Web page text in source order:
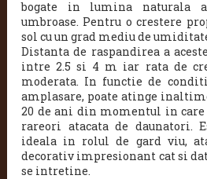
bogate in lumina naturala
umbroase. Pentru o crestere
sol cu un grad mediu de
Distanta de raspandirea a
intre 2.5 si 4 m iar rata de
moderata. In functie de
amplasare, poate atinge
20 de ani din momentul in
rareori atacata de daunatori.
ideala in rolul de gard viu,
decorativ impresionant cat si
se intretine.